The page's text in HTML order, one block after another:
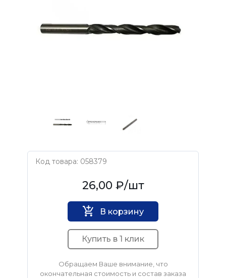
Код товара: 058379
Нет бренда26,00 ₽/шт
В корзину
Купить в 1 клик
Обращаем Ваше внимание, что
окончательная стоимость и состав заказа